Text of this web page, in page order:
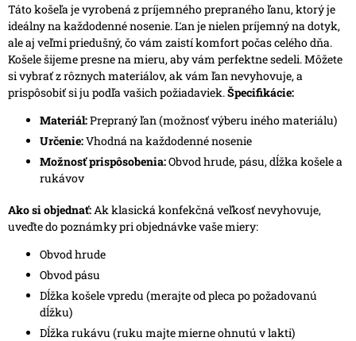
Táto košeľa je vyrobená z príjemného prepraného ľanu, ktorý je
ideálny na každodenné nosenie. Ľan je nielen príjemný na dotyk,
ale aj veľmi priedušný, čo vám zaistí komfort počas celého dňa.
Košele šijeme presne na mieru, aby vám perfektne sedeli. Môžete
si vybrať z rôznych materiálov, ak vám ľan nevyhovuje, a
prispôsobiť si ju podľa vašich požiadaviek.Špecifikácie:
Materiál:Prepraný ľan (možnosť výberu iného materiálu)
Určenie:Vhodná na každodenné nosenie
Možnosť prispôsobenia:Obvod hrude, pásu, dĺžka košele a
rukávov
Ako si objednať: Ak klasická konfekčná veľkosť nevyhovuje,
uveďte do poznámky pri objednávke vaše miery:
Obvod hrude
Obvod pásu
Dĺžka košele vpredu (merajte od pleca po požadovanú
dĺžku)
Dĺžka rukávu (ruku majte mierne ohnutú v lakti)